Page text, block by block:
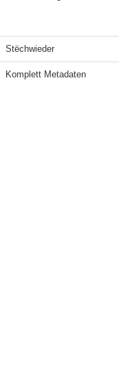
Stëchwieder
Komplett Metadaten